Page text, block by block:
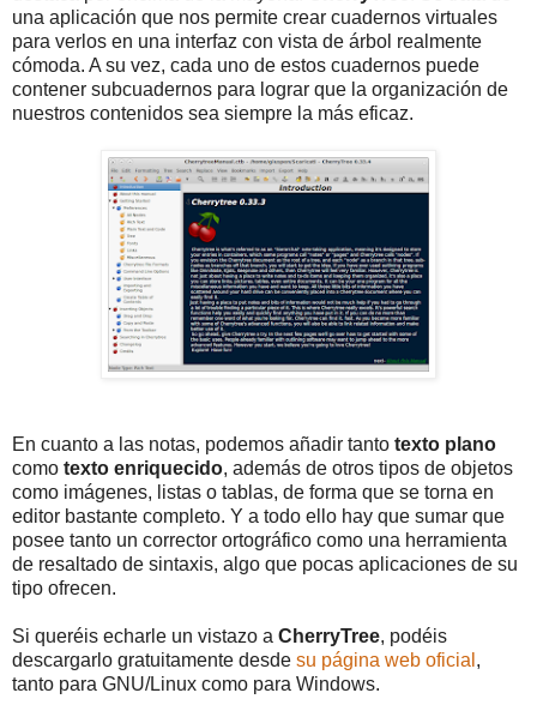
una aplicación que nos permite crear cuadernos virtuales
para verlos en una interfaz con vista de árbol realmente
cómoda. A su vez, cada uno de estos cuadernos puede
contener subcuadernos para lograr que la organización de
nuestros contenidos sea siempre la más eficaz.
En cuanto a las notas, podemos añadir tanto texto plano
como texto enriquecido, además de otros tipos de objetos
como imágenes, listas o tablas, de forma que se torna en
editor bastante completo. Y a todo ello hay que sumar que
posee tanto un corrector ortográfico como una herramienta
de resaltado de sintaxis, algo que pocas aplicaciones de su
tipo ofrecen.
Si queréis echarle un vistazo a CherryTree, podéis
descargarlo gratuitamente desde su página web oficial ,
tanto para GNU/Linux como para Windows.